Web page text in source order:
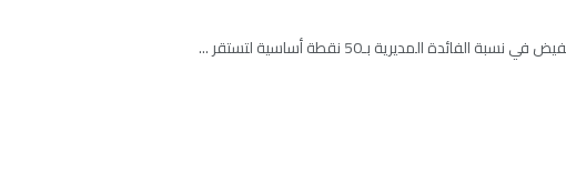
المديرية بـ50 نقطة أساسية لتستقر ...